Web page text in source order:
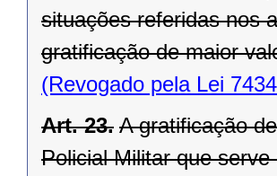
situações referidas nos
gratificação de maior
(Revogado pela Lei
Art. 23. A gratificação
Policial Militar que